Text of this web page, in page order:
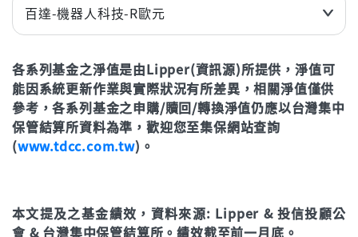
近6個月
12.33%
近1年(%)
28.31%
近2年(%)
46.43%
近3年
77.30%
年初至今
13.97%
百達-機器人科技-R歐元
近6個月
16.60%
近1年(%)
27.68%
近2年(%)
38.47%
近3年
立即申購
各系列基金之淨值是由Lipper(資訊源)所提供，淨值可
能因系統更新作業與實際狀況有所差異，相關淨值僅供
參考，各系列基金之申購/贖回/轉換淨值仍應以台灣集中
保管結算所資料為準，歡迎您至集保網站查詢
(www.tdcc.com.tw)。
本文提及之基金績效，資料來源: Lipper & 投信投顧公
會 & 台灣集中保管結算所。績效截至前一月底。